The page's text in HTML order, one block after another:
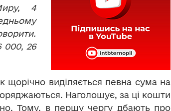
4
000, 26
виділяється певна сума на
Наголошує, за ці кошти
Тому, в першу чергу дбають про